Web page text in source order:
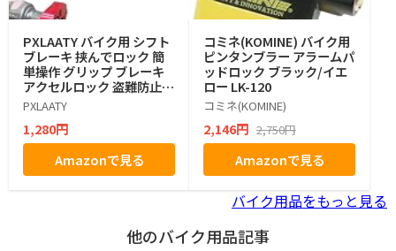
PXLAATY バイク用 シフト
ブレーキ 挟んでロック 簡
単操作 グリップ ブレーキ
アクセルロック 盗難防止
セキュリティ 強化 バイク
用品 スペアキー付属 ハン
ドル (ブラック) [並行輸入
品]
PXLAATY
1,280円
Amazonで見る
コミネ(KOMINE) バイク用
ピンタンブラー アラームパ
ッドロック ブラック/イエ
ロー LK-120
コミネ(KOMINE)
2,146円 2,750円
Amazonで見る
バイク用品をもっと見る
他のバイク用品記事